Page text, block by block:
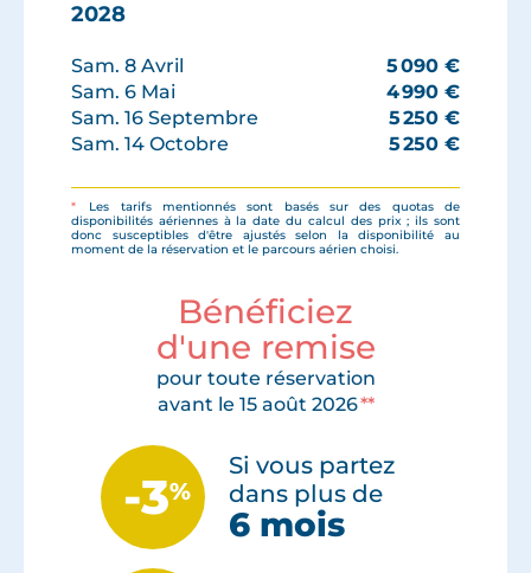
2028
Sam. 8 Avril 5 090 €
Sam. 6 Mai
4 990 €
Sam. 16 Septembre
5 250 €
Sam. 14 Octobre
5 250 €
*
Les tarifs mentionnés sont basés sur des quotas de
disponibilités aériennes à la date du calcul des prix ; ils sont
donc susceptibles d'être ajustés selon la disponibilité au
moment de la réservation et le parcours aérien choisi.
Bénéficiez
d'une remise
pour toute réservation
avant le 15 août 2026**
-3%
Si vous partez
dans plus de
6 mois